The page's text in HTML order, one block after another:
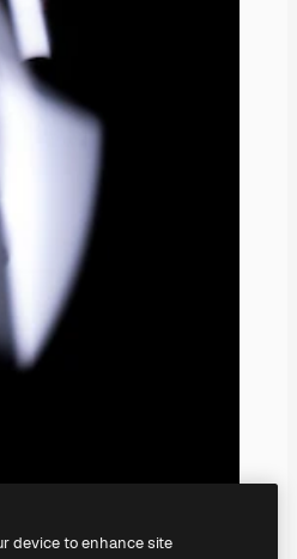
device to enhance site